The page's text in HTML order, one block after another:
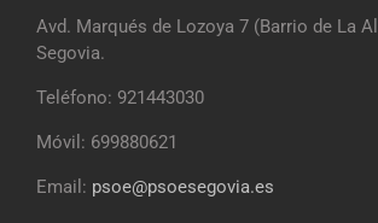
Avd. Marqués de Lozoya 7 (Barrio de La
Segovia.
Teléfono: 921443030
Móvil: 699880621
Email: psoe@psoesegovia.es